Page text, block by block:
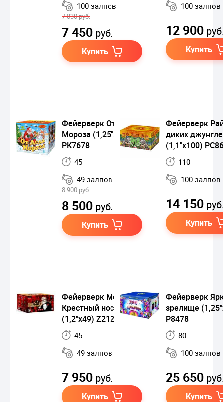
100 залпов
7 830 руб.
7 450 руб.
Купить
100 залпов
12 900
Купить
Фейерверк От Деда
Мороза (1,25"х49)
РК7678
45
49 залпов
8 900 руб.
8 500 руб.
Купить
Фейерверк
диких
(1,1"х100)
110
100 залпов
14 150
Купить
Фейерверк Мороз
Крестный нос
(1,2"х49) Z2122
45
49 залпов
7 950 руб.
Купить
Фейерверк
зрелище
Р8478
80
100 залпов
25 650
Купить